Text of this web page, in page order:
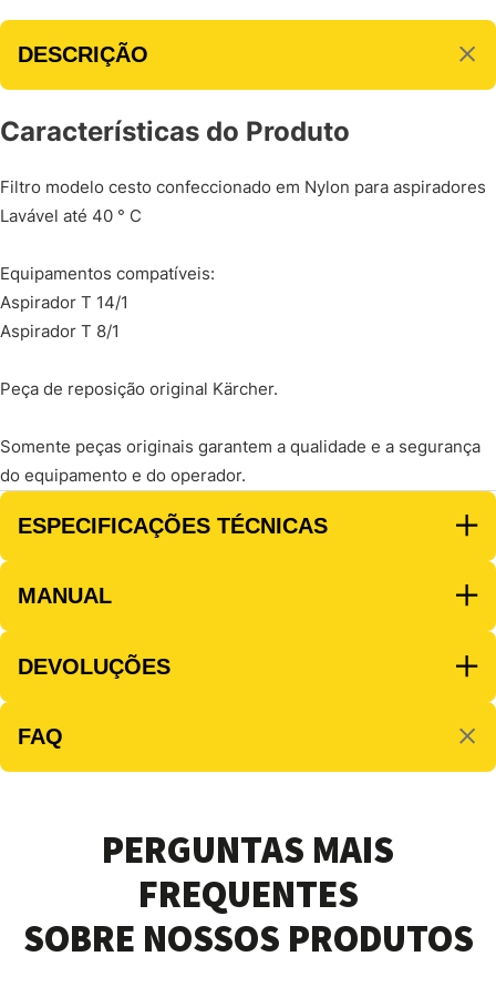
DESCRIÇÃO
Características do Produto
Filtro modelo cesto confeccionado em Nylon para aspiradores
Lavável até 40 ° C
Equipamentos compatíveis:
Aspirador T 14/1
Aspirador T 8/1
Peça de reposição original Kärcher.
Somente peças originais garantem a qualidade e a segurança
do equipamento e do operador.
ESPECIFICAÇÕES TÉCNICAS
MANUAL
DEVOLUÇÕES
FAQ
PERGUNTAS MAIS
FREQUENTES
SOBRE NOSSOS PRODUTOS